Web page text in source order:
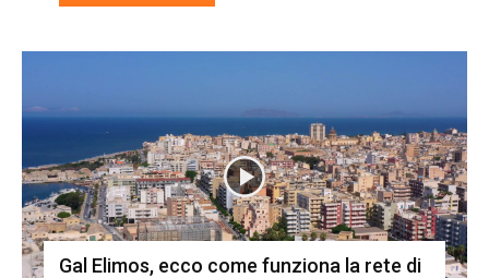
Gal Elimos, ecco come funziona la rete di